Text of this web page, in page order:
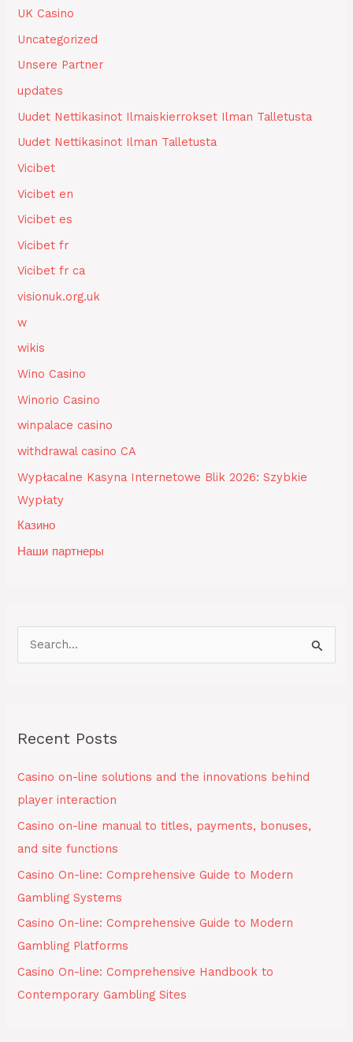
UK Casino
Uncategorized
Unsere Partner
updates
Uudet Nettikasinot Ilmaiskierrokset Ilman Talletusta
Uudet Nettikasinot Ilman Talletusta
Vicibet
Vicibet en
Vicibet es
Vicibet fr
Vicibet fr ca
visionuk.org.uk
w
wikis
Wino Casino
Winorio Casino
winpalace casino
withdrawal casino CA
Wypłacalne Kasyna Internetowe Blik 2026: Szybkie
Wypłaty
Казино
Наши партнеры
c
f
o
r
:
Recent Posts
Casino on-line solutions and the innovations behind
player interaction
Casino on-line manual to titles, payments, bonuses,
and site functions
Casino On-line: Comprehensive Guide to Modern
Gambling Systems
Casino On-line: Comprehensive Guide to Modern
Gambling Platforms
Casino On-line: Comprehensive Handbook to
Contemporary Gambling Sites